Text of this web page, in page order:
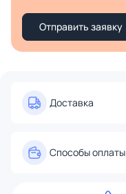
Отправить заявку
Доставка
Способы оплаты